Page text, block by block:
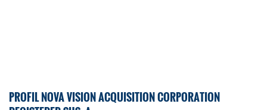
PROFIL NOVA VISION ACQUISITION CORPORATION